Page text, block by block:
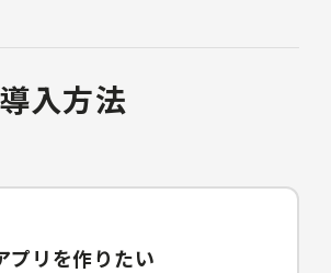
入方法
プリを作りたい